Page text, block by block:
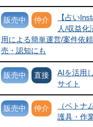
販売中 仲介
【占い
人/収益化
用による簡単運営/案件依
売・認知にも
販売中 直接
AIを活用
サイト
販売中 仲介
（ベトナ
護具・作